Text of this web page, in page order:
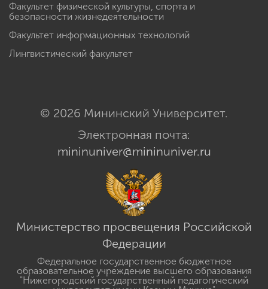
Факультет физической культуры, спорта и
безопасности жизнедеятельности
Факультет информационных технологий
Лингвистический факультет
© 2026 Мининский Университет.
Электронная почта:
mininuniver@mininuniver.ru
Министерство просвещения Российской
Федерации
Федеральное государственное бюджетное
образовательное учреждение высшего образования
"Нижегородский государственный педагогический